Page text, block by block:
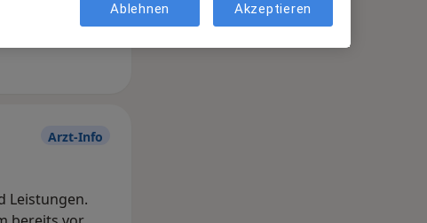
Arzt-Info
Leistungen.
Ablehnen Akzeptieren